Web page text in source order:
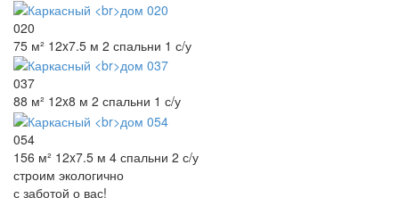
020
75 м² 12x7.5 м 2 спальни 1 с/у
037
88 м² 12x8 м 2 спальни 1 с/у
054
156 м² 12x7.5 м 4 спальни 2 с/у
строим экологично
с заботой о вас!